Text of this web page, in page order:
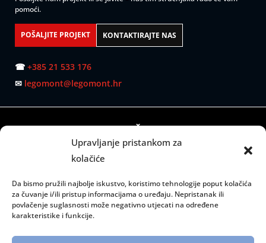
Upravljanje pristankom za
kolačiće
Da bismo pružili najbolje iskustvo, koristimo tehnologije poput kolačića
za čuvanje i/ili pristup informacijama o uređaju. Nepristanak ili
povlačenje suglasnosti može negativno utjecati na određene
karakteristike i funkcije.
pomoći.
POŠALJITE PROJEKT KONTAKTIRAJTE NAS
☎ +385 21 533 176
✉ legomont@legomont.hr
SJEDIŠTE:
Mažuranićevo šetalište 53
RADNO VRIJEME:
Ponedjeljak – petak: 08:00 do 15:00 sati